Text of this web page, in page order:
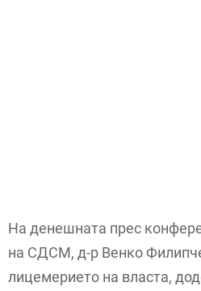
На денешната прес
на СДСМ, д-р Венко
лицемерието на власта,